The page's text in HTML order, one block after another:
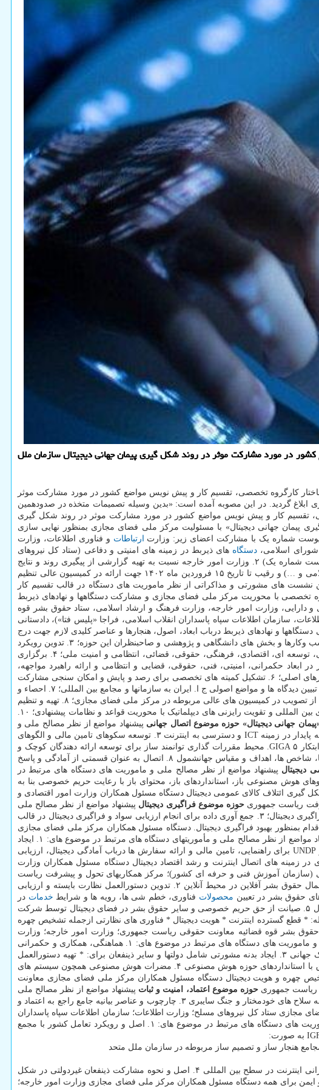
در مورد مشارکت موثر در روند شکل گیری پیمان جهانی دیجیتال سازمان ملل
کارگروه تخصصی، تقسیم کار و پیش نویس مواضع کشور در مورد مشارکت موثر
گردید. در این مصوبه آمده است: «بدین وسیله تصمیمات متخذه در صدودهمین
تخصصی، تقسیم کار و پیش نویس مواضع کشور در مورد مشارکت موثر در روند شکل گیری
پیمان جهانی دیجیتال» با مسئولیت مرکز ملی فضای مجازی بمنظور نهایی سازی
شماره یک با مشارکت اعضای زیر: وزارت
ارتباطات و فناوری اطلاعات، وزارت
اسلامی، دستگاه های ذیربط در زمینه های امنیتی و دفاعی (ستاد کل نیروهای
مسلح، وزارت اطلاعات، سازمان اطلاعات سپاه پاسداران انقلاب اسلامی، فراجا «پلیس فتا»)، دادستانی کل کشور (به شرح وظایف پیوست شماره یک) ۲. وزارت امور خارجه نسبت به تهیه گزارشی از پیگیری روند و نتایج
نشست های مشورتی و مذاکره با کشورهای همفکر، مواضع جریان های همسو (چین، روسیه، هند، آفریقای جنوبی، برزیل، کشورهای اسلامی و …) و رقیب تا تاریخ ۱۵ فروردین ماه ۱۴۰۲ جهت ارائه در کمیسیون عالی تنظیم
کشور در ضمن نشست های مشورتی و مذاکراتی از نظر ماموریت های دستگاه در قالب تقسیم کار
تخصصی با محوریت مرکز ملی فضای مجازی و مشارکت دستگاهها و نهادهای ذیربط
و دارایی، وزارت امور خارجه، وزارت فرهنگ و ارشاد اسلامی، ستاد حقوق بشر قوه
سازمان اطلاعات سپاه پاسداران انقلاب اسلامی، فراجا «پلیس فتا»)، دادستانی
و نهادهای ذیربط درباب ابعاد، اصول، هنجارها و عناصر کلیدی لازم جهت درج
در «پیمان جهانی دیجیتال» از نظر منافع ملی در محورهای کلیدی این پیمان؛ ۲. گرفتن نظرات بخشهای غیردولتی مرتبط ازجمله اصناف، کسب وکارها و بخش های دانشگاهی و پژوهشی و صاحبنظران این حوزه؛ ۳. تدوین رویکرد
ملی درباب موضوعات مهم و ارائه سیاست پیشنهادی برای مشارکت مؤثر در روند شکل گیری «پیمان جهانی دیجیتال» با ملاحظه ابعاد فنی، توسعه ای، اقتصادی، فرهنگی، حقوقی، قضائی، انتظامی و امنیت ملی؛ ۴. برگزاری
حکمرانی، امنیتی، فنی، حقوقی، قضایی و انتظامی و ارائه راهبرد مواجهه،
پیشنهادهای اصلاحی، راه حل ها و سفارش های تصمیم ساز به کارگروه اصلی؛ ۵. بررسی سوابق موضوع و تحلیل مواضع جریان ها و کشورهای اصلی؛ ۶. تشکیل کمیته های تخصصی برای رصد و پایش و امکان سنجی مشارکت
در قالب های همکاری بین المللی و گفتمان سازی، تولید محتوا و تهیه مقالات کاری برمبنای مبانی و ارزش های اسلامی ایرانی جهت ارائه و تبیین دیدگاه ها و مواضع اصولی ج ا. ایران به سازمانها و مجامع بین المللی؛ ۷. احصاء و
تدوین ملاحظات ملی، چارچوب مواضع اعلامی و پیشنهادهای ج. ا. ا برمبنای ملاحظات، خطوط قرمز و نیازمندی های دستگاه های ذیربط بعد از تصویب در کمیسیون های عالی مربوطه در مرکز ملی فضای مجازی؛ ۸. تهیه و تنظیم
ابتکارات و چارچوب بیانیه های مشترک با کشورهای همسو؛ ۹. تهیه پیشنهادات کشور درباب قواعد و نظامات نوین حقوقی حکمرانی سایبری بین المللی و تقویت رایزنی های دیپلماتیک با محوریت قواعد و نظامات پیشنهادی؛ ۱۰.
جهانی دیجیتال» حوزه موضوع اتصال جهانی پیشنهاد مواضع از نظر مصالح ملی و
مأموریتهای دستگاه های مرتبط در موضوع های: ۱. تکمیل پوشش دهی اینترنت تا چشم انداز ۱۰ سال آتی ۲. مبنا قرار گرفتن اهداف توسعه پایدار در زمینه ICT و دسترسی به اینترنت ۳. توسعه سکوهای تامین مالی و الگوهای
جدید سرمایه گذاری برای اتصال خصوصاً برای مناطق روستایی و صعب العبور ۴. الگوهای تحولی برای شتاب بخشی به اتصال مشابه با ابتکار GIGA ۵. محیط مقررات گذاری توانمند ساز برای توسعه ارائه دهندگان کوچک و
متوسط اینترنت ۶. اتصال همه مردم به اینترنت ازجمله اتصال مدارس ۷. دسترسی به اینترنت «مقرون به صرفه» برای همگان، مقیاس ها، شاخص ها، اهداف و مقیاس جهانشمول ۸. اتصال به عنوان قسمتی از آمادگی و پاسخ
دیجیتال پیشنهاد مواضع از نظر مصالح ملی و ماموریت های دستگاه های مرتبط در
۲. ترویج نرم افزارهای منبع باز، داده های باز، الگوهای هوش مصنوعی باز، استانداردهای باز، محتوای باز با رعایت حریم خصوصی بنا به
و بین المللی؛ ۳. به کارگیری کالاهای عمومی دیجیتال به عنوان کوشش های فوری دولتها برای پاسخ به فراگیری کووید ۱۹ ۴. شکل گیری ائتلاف کالای عمومی دیجیتال دستگاه مسئول همکاران وزارت امور اقتصادی و
ریاست جمهوریحوزه موضوع فراگیری دیجیتال پیشنهاد مواضع از نظر مصالح ملی
و ماموریت های دستگاه های مرتبط در موضوع های: ۱. ایجاد ائتلاف چند ذینفعی فراگیری دیجیتال ۲. شاخص ها و ارزیابی سالانه موضوع فراگیری دیجیتال؛ ۳. جمع آوری داده برای انجام ارزیابی سواد و فراگیری دیجیتال در قالب
برای تدوین برنامه های اقدام بمنظور بهبود فراگیری دیجیتال. دستگاه مسئول همکاران مرکز ملی فضای مجازی
پیشنهاد مواضع از نظر مصالح ملی و مأموریتهای دستگاه های مرتبط در موضوع های: ۱. ایجاد
شبکه چند ذینفعی برای ترویج رویکرد های جامع و فراگیر برای ظرفیت سازی دیجیتال در خدمت اهداف توسعه پایدار تحت هدایت ITU و UNDP برای راهنمایی، تامین مالی و ارائه سفارش ها درباب آمادگی دیجیتال، ارزیابی
به کشورها برای تقویت حمایتها از ظرفیت سازی در زمینه های اتصال اینترنت و رشد اقتصاد دیجیتال دستگاه مسئول همکاران وزارت
(سازمان آموزش فنی و حرفه ای کشور)؛ مرکز همکاریهای تحول و پیشرفت ریاست
پیشنهاد مواضع از نظر مصالح ملی و ماموریت های دستگاه های مرتبط در موضوع های: ۱. اعمال حقوق بشر آفلاین در محیط آنلاین ۲. تدوین دستورالعمل نظارت بایسته و ارزیابی
محصولات فناوری، خطم شی ها، رویه ها و شرایط خدمات در
زمینه فناوری های دیجیتال ۴. قرارگیری حقوق بشر در قالب های تنظیم مقررات و قوانین در رابطه با توسعه استفاده از فناوری های دیجیتال ۵. صیانت از حق حریم خصوصی و سایر حقوق بشر در فضای دیجیتال توسط شرکت
و مصادیق حقوق بشر در فضای مجازی از جمله: * قطع گسترده اینترنت * هویت دیجیتال * فناوری های نظارتی ازجمله تشخیص چهره
بشر قوه قضائیه معاونت حقوقی ریاست جمهوری؛ وزارت امور خارجه؛ وزارت
پیشنهاد مواضع از نظر مصالح ملی و ماموریت های دستگاه های مرتبط در موضوع های: ۱. هماهنگی، همکاری و حکمرانی
بین المللی در ارتباط با هوش مصنوعی ۲. ارتقای تنظیم مقررات در زمینه هوش مصنوعی و تضمین هم راستایی آن با ارزش های مشترک جهانی ۳. ایجاد بدنه مشورتی شامل دولتها و سایر ذینفعان برای: * تهیه دستورالعمل
بمنظور ایجاد هوش مصنوعی قابل اعتماد مبتنی بر حقوق بشر، ایمن، پایدار و مروج صلح؛ * تبادل تجربیات موفق، استانداردسازی و انطباق با استانداردهای حوزه هوش مصنوعی ۴. مضرات هوش مصنوعی همچون سیستم های
مصنوعی، مانند نرم افزار تشخیص چهره و هویت دیجیتال دستگاه مسئول همکاران مرکز ملی فضای مجازی معاونت
ریاست جمهوری حوزه موضوع اعتماد، امنیت و ثبات پیشنهاد مواضع از نظر مصالح ملی
و ماموریت های دستگاه های مرتبط در موضوع های: ۱. ارتقای صلح و پیش گیری از مخاصمات سایبری ۲. کاهش مخاطرات راهبردی ازجمله سلاح های خودمختار و جنگ سایبری ۳. چارچوب و عناصر بیانیه جامع راجع به اعتماد و
دیجیتال و تحقق دستور کار ۲۰۳۰ دستگاه مسئول همکاران مرکز ملی فضای مجازی ستاد کل نیروهای مسلح؛ وزارت اطلاعات؛ سازمان اطلاعات سپاه پاسداران
پیشنهاد مواضع از نظر مصالح ملی و ماموریت های دستگاه های مرتبط در موضوع های: ۱. اصل و رویکرد تعامل کشور با مجمع
هنجار ساز و تصمیم ساز مربوطه در سازمان ملل متحد
* ایجاد پیوند قوی بین مجمع جهانی با ابتکارات منطقه ای، ملی و جوانان ۳. ملاحظات ملی درباب الگوی مطلوب معماری دیجیتال و حکمرانی اینترنت در سطح بین المللی ۴. اصل و نحوه مشارکت ذینفعان غیردولتی در شکل
آینده دیجیتال باز، آزاد و ایمن برای همه دستگاه مسئول همکاران مرکز ملی فضای مجازی وزارت امور خارجه؛